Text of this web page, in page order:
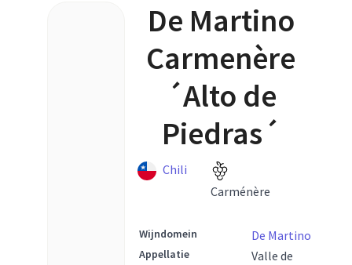
De Martino
Carmenère
´Alto de
Piedras´
Chili
Carménère
Wijndomein De Martino
Appellatie
Valle de